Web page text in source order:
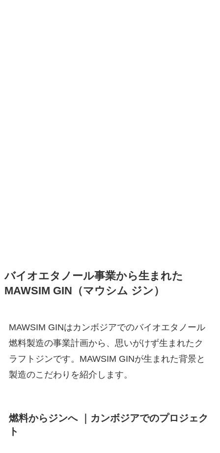
バイオエタノール事業から生まれた
MAWSIM GIN（マウシム ジン）
MAWSIM GINはカンボジアでのバイオエタノール
燃料製造の事業計画から、思いがけず生まれたク
ラフトジンです。MAWSIM GINが生まれた背景と
製造のこだわりを紹介します。
燃料からジンへ ｜カンボジアでのプロジェク
ト